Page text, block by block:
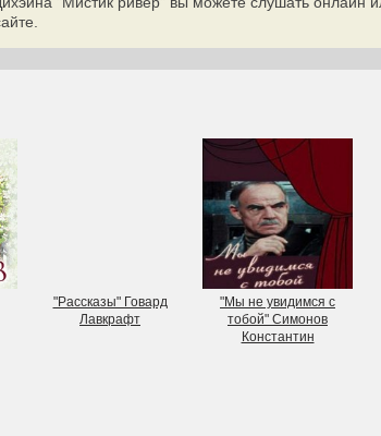
"Рассказы" Говард
Лавкрафт
"Мы не увидимся с
тобой" Симонов
Константин